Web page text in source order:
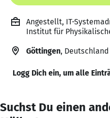
Angestellt, IT-
Institut für
Göttingen, Deutschland
Logg Dich ein, um alle
Suchst Du einen